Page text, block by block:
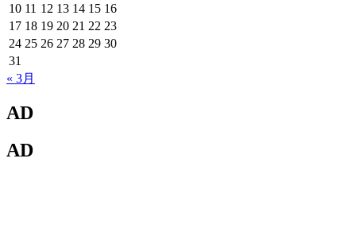
10 11 12 13 14 15 16
17 18 19 20 21 22 23
24 25 26 27 28 29 30
31
« 3月
AD
AD